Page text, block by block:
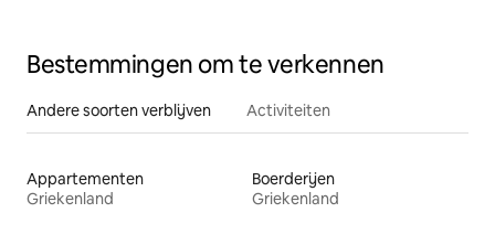
Bestemmingen om te verkennen
Andere soorten verblijven Activiteiten
Appartementen
Griekenland
Boerderijen
Griekenland